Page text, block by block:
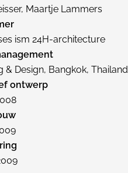
Maartje Lammers
ism 24H-architecture
& Design, Bangkok, Thailand
ontwerp